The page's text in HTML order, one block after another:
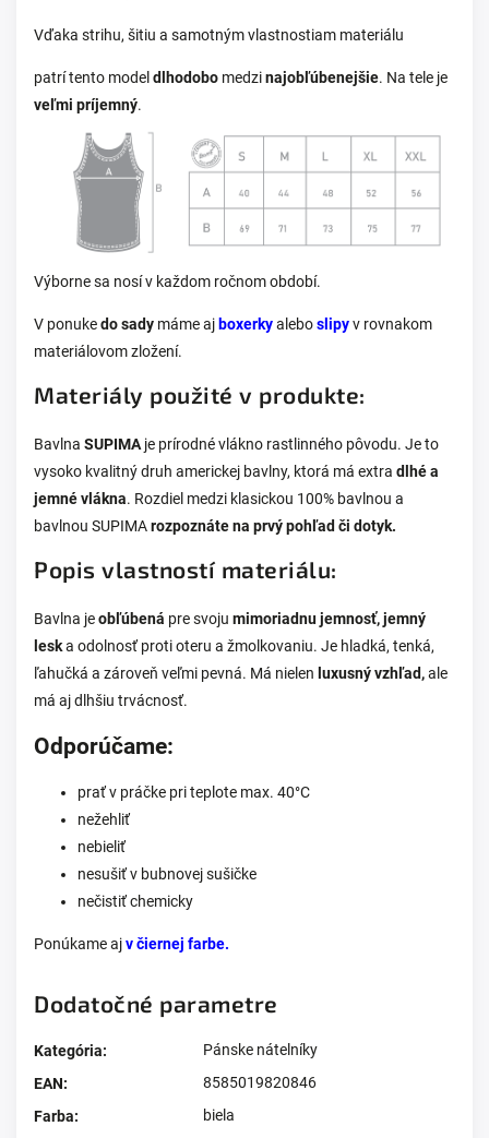
Vďaka strihu, šitiu a samotným vlastnostiam materiálu
patrí tento model dlhodobo medzinajobľúbenejšie. Na tele je
veľmi príjemný.
Výborne sa nosí v každom ročnom období.
V ponukedo sady máme ajboxerkyaleboslipyv rovnakom
materiálovom zložení.
Materiály použité v produkte:
Bavlna SUPIMA je prírodné vlákno rastlinného pôvodu. Je to
vysoko kvalitný druh americkej bavlny, ktorá má extra dlhé a
jemné vlákna. Rozdiel medzi klasickou 100% bavlnou a
bavlnou SUPIMArozpoznáte na prvý pohľad či dotyk.
Popis vlastností materiálu:
Bavlna jeobľúbená pre svoju mimoriadnu jemnosť, jemný
leska odolnosť proti oteru a žmolkovaniu. Je hladká, tenká,
ľahučká a zároveň veľmi pevná. Má nielen luxusný vzhľad,ale
má aj dlhšiu trvácnosť.
Odporúčame:
prať v práčke pri teplote max. 40°C
nežehliť
nebieliť
nesušiť v bubnovej sušičke
nečistiť chemicky
Ponúkame ajv čiernej farbe.
Dodatočné parametre
Kategória:
Pánske nátelníky
EAN:
8585019820846
Farba: biela